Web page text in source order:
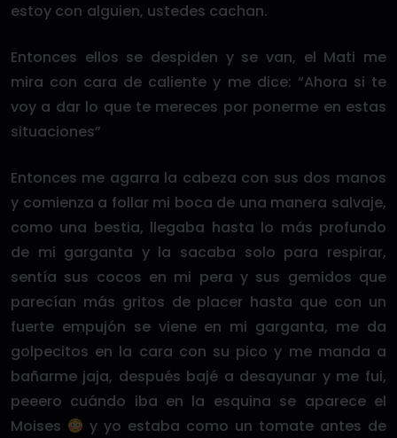
estoy con alguien, ustedes cachan.
Entonces ellos se despiden y se van, el Mati me
mira con cara de caliente y me dice: “Ahora si te
voy a dar lo que te mereces por ponerme en estas
situaciones”
Entonces me agarra la cabeza con sus dos manos
y comienza a follar mi boca de una manera salvaje,
como una bestia, llegaba hasta lo más profundo
de mi garganta y la sacaba solo para respirar,
sentía sus cocos en mi pera y sus gemidos que
parecían más gritos de placer hasta que con un
fuerte empujón se viene en mi garganta, me da
golpecitos en la cara con su pico y me manda a
bañarme jaja, después bajé a desayunar y me fui,
peeero cuándo iba en la esquina se aparece el
Moises
y yo estaba como un tomate antes de